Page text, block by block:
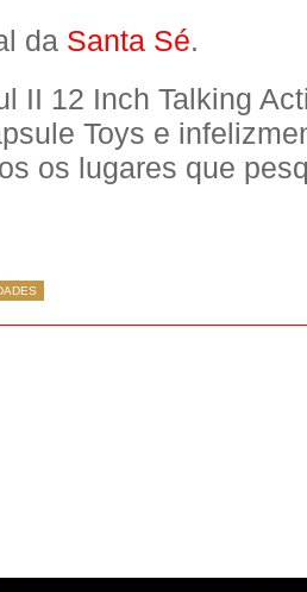
da Santa Sé.
II 12 Inch Talking
Toys e
os lugares que